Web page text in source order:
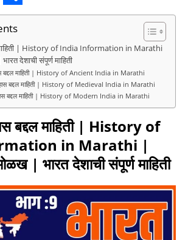
S
h
a
r
e
माहिती | History of India Information in Marathi
देशाची संपूर्ण माहिती
बद्दल माहिती | History of Ancient India in Marathi
बद्दल माहिती | History of Medieval India in Marathi
बद्दल माहिती | History of Modern India in Marathi
बद्दल माहिती | History of
in Marathi |
| भारत देशाची संपूर्ण माहिती